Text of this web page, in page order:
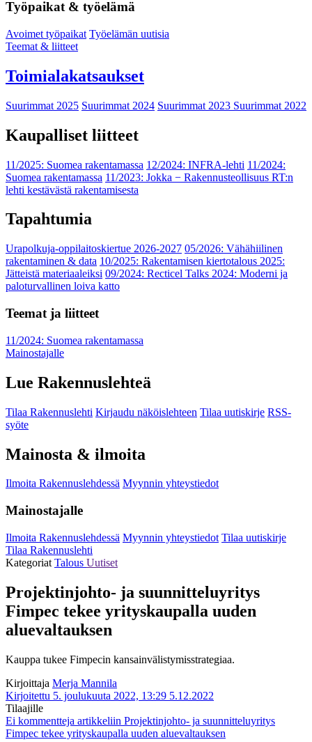
Työpaikat & työelämä
Avoimet työpaikat Työelämän uutisia
Teemat & liitteet
Toimialakatsaukset
Suurimmat 2025 Suurimmat 2024 Suurimmat 2023 Suurimmat 2022
Kaupalliset liitteet
11/2025: Suomea rakentamassa 12/2024: INFRA-lehti 11/2024:
Suomea rakentamassa 11/2023: Jokka − Rakennusteollisuus RT:n
lehti kestävästä rakentamisesta
Tapahtumia
Urapolkuja-oppilaitoskiertue 2026-2027 05/2026: Vähähiilinen
rakentaminen & data 10/2025: Rakentamisen kiertotalous 2025:
Jätteistä materiaaleiksi 09/2024: Recticel Talks 2024: Moderni ja
paloturvallinen loiva katto
Teemat ja liitteet
11/2024: Suomea rakentamassa
Mainostajalle
Lue Rakennuslehteä
Tilaa Rakennuslehti Kirjaudu näköislehteen Tilaa uutiskirje RSS-
syöte
Mainosta & ilmoita
Ilmoita Rakennuslehdessä Myynnin yhteystiedot
Mainostajalle
Ilmoita Rakennuslehdessä Myynnin yhteystiedot Tilaa uutiskirje
Tilaa Rakennuslehti
Kategoriat Talous Uutiset
Projektinjohto- ja suunnitteluyritys
Fimpec tekee yrityskaupalla uuden
aluevaltauksen
Kauppa tukee Fimpecin kansainvälistymisstrategiaa.
Kirjoittaja Merja Mannila
Kirjoitettu 5. joulukuuta 2022, 13:29 5.12.2022
Tilaajille
Ei kommentteja artikkeliin Projektinjohto- ja suunnitteluyritys
Fimpec tekee yrityskaupalla uuden aluevaltauksen